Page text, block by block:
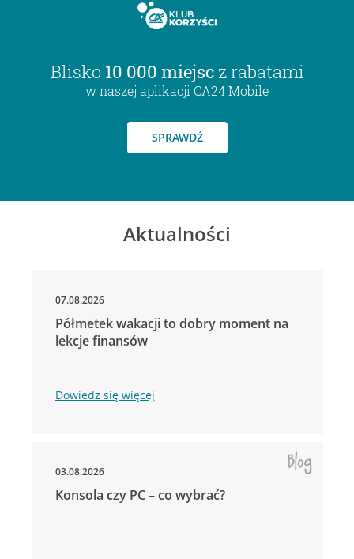
Blisko 10 000 miejsc z rabatami
w naszej aplikacji CA24 Mobile
SPRAWDŹ
Aktualności
07.08.2026
Półmetek wakacji to dobry moment na
lekcje finansów
Dowiedz się więcej
03.08.2026
Konsola czy PC – co wybrać?